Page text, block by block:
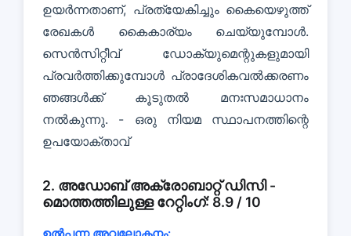
ഉയർന്നതാണ്, പ്രത്യേകിച്ചും കൈയെഴുത്ത്
രേഖകൾ കൈകാര്യം ചെയ്യുമ്പോൾ.
സെൻസിറ്റീവ് ഡോക്യുമെന്റുകളുമായി
പ്രവർത്തിക്കുമ്പോൾ പ്രാദേശികവൽക്കരണം
ഞങ്ങൾക്ക് കൂടുതൽ മനഃസമാധാനം
നൽകുന്നു. - ഒരു നിയമ സ്ഥാപനത്തിന്റെ
ഉപയോക്താവ്
2. അഡോബ് അക്രോബാറ്റ് ഡിസി -
മൊത്തത്തിലുള്ള റേറ്റിംഗ്: 8.9 / 10